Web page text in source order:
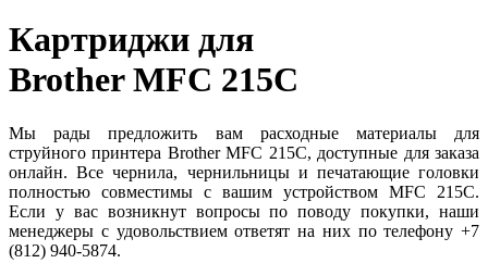
Картриджи для
Brother MFC 215C
Мы рады предложить вам расходные материалы для
струйного принтера Brother MFC 215C, доступные для заказа
онлайн. Все чернила, чернильницы и печатающие головки
полностью совместимы с вашим устройством MFC 215C.
Если у вас возникнут вопросы по поводу покупки, наши
менеджеры с удовольствием ответят на них по телефону +7
(812) 940-5874.